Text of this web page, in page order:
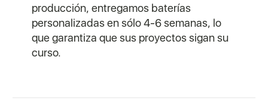
producción, entregamos baterías
personalizadas en sólo 4-6 semanas, lo
que garantiza que sus proyectos sigan su
curso.